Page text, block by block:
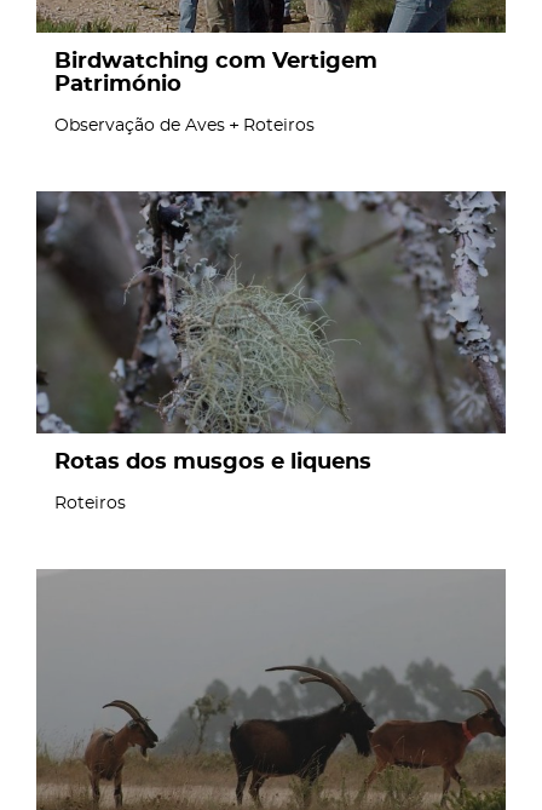
Birdwatching com Vertigem
Património
Observação de Aves Roteiros
page
Rotas dos musgos e liquens
Roteiros